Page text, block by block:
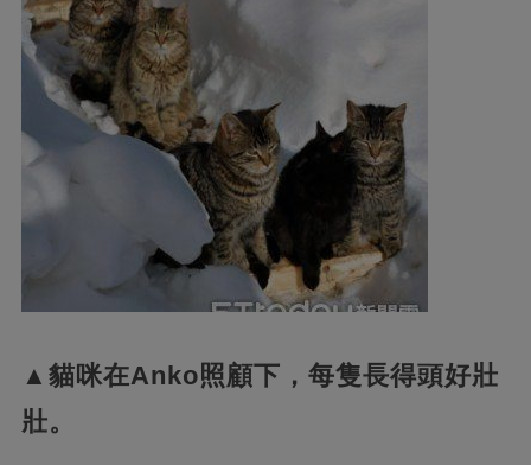
▲貓咪在Anko照顧下，每隻長得頭好壯
壯。